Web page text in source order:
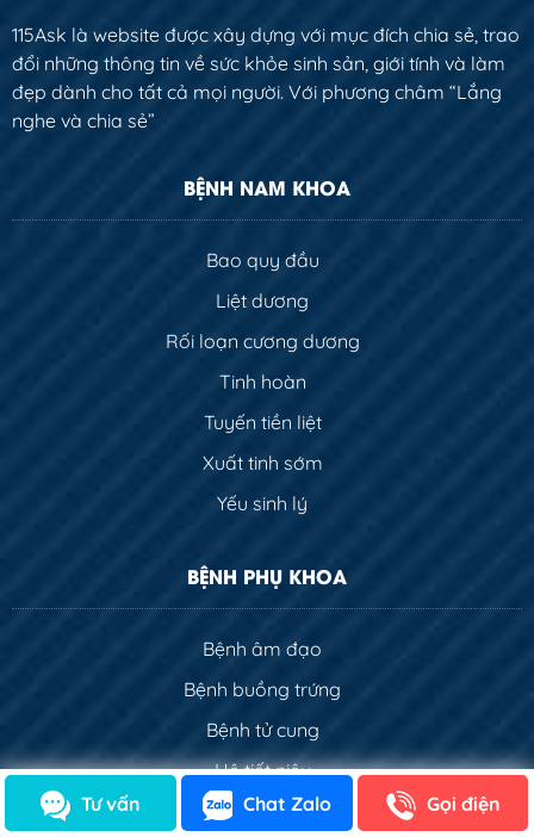
115Ask là website được xây dựng với mục đích chia sẻ, trao
đổi những thông tin về sức khỏe sinh sản, giới tính và làm
đẹp dành cho tất cả mọi người. Với phương châm “Lắng
nghe và chia sẻ”
BỆNH NAM KHOA
Bao quy đầu
Liệt dương
Rối loạn cương dương
Tinh hoàn
Tuyến tiền liệt
Xuất tinh sớm
Yếu sinh lý
BỆNH PHỤ KHOA
Bệnh âm đạo
Bệnh buồng trứng
Bệnh tử cung
Hệ tiết niệu
Khí hư
Tư vấn Chat Zalo Gọi điện